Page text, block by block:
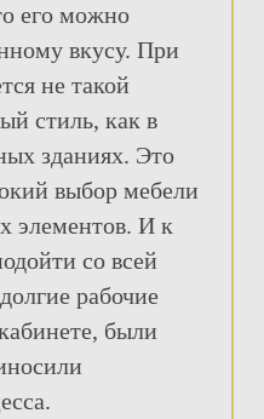
его можно
вкусу. При
не такой
стиль, как в
зданиях. Это
выбор мебели
элементов. И к
со всей
рабочие
были